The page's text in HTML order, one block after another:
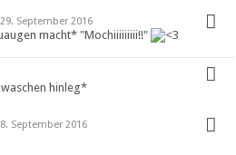
29. September 2016
macht* "Mochiiiiiiiii!!"
hinleg*
8. September 2016